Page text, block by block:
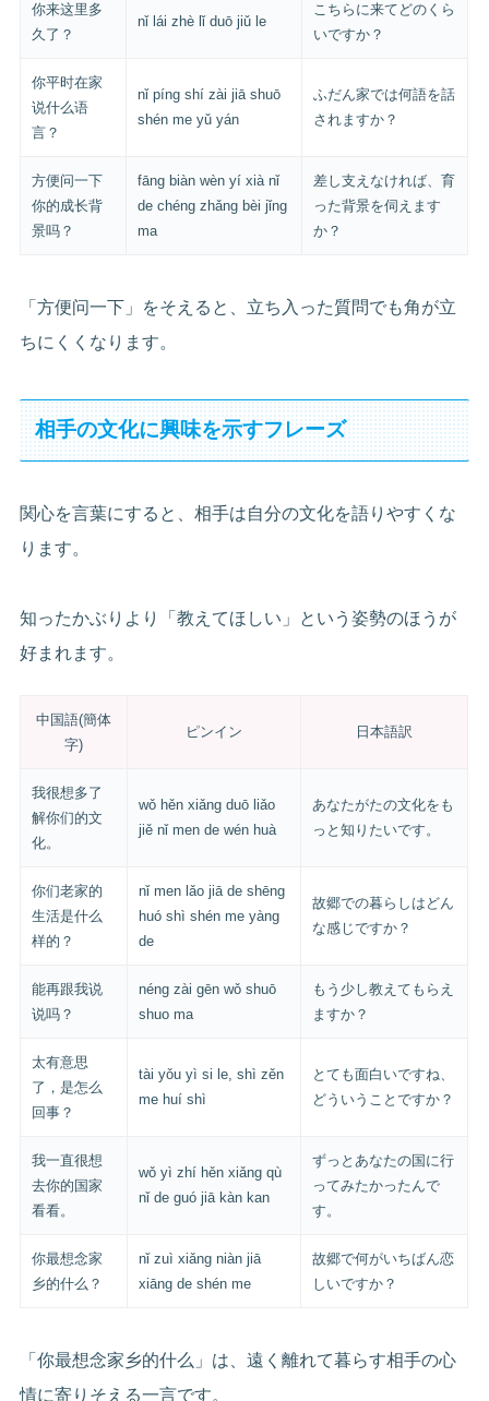
你来这里多
久了？
nǐ lái zhè lǐ duō jiǔ le
こちらに来てどのくら
いですか？
你平时在家
说什么语
言？
nǐ píng shí zài jiā shuō
shén me yǔ yán
ふだん家では何語を話
されますか？
方便问一下
你的成长背
景吗？
fāng biàn wèn yí xià nǐ
de chéng zhǎng bèi jǐng
ma
差し支えなければ、育
った背景を伺えます
か？
「方便问一下」をそえると、立ち入った質問でも角が立
ちにくくなります。
相手の文化に興味を示すフレーズ
関心を言葉にすると、相手は自分の文化を語りやすくな
ります。
知ったかぶりより「教えてほしい」という姿勢のほうが
好まれます。
中国語(簡体
字)
ピンイン 日本語訳
我很想多了
解你们的文
化。
wǒ hěn xiǎng duō liǎo
jiě nǐ men de wén huà
あなたがたの文化をも
っと知りたいです。
你们老家的
生活是什么
样的？
nǐ men lǎo jiā de shēng
huó shì shén me yàng
de
故郷での暮らしはどん
な感じですか？
能再跟我说
说吗？
néng zài gēn wǒ shuō
shuo ma
もう少し教えてもらえ
ますか？
太有意思
了，是怎么
回事？
tài yǒu yì si le, shì zěn
me huí shì
とても面白いですね、
どういうことですか？
我一直很想
去你的国家
看看。
wǒ yì zhí hěn xiǎng qù
nǐ de guó jiā kàn kan
ずっとあなたの国に行
ってみたかったんで
す。
你最想念家
乡的什么？
nǐ zuì xiǎng niàn jiā
xiāng de shén me
故郷で何がいちばん恋
しいですか？
「你最想念家乡的什么」は、遠く離れて暮らす相手の心
情に寄りそえる一言です。